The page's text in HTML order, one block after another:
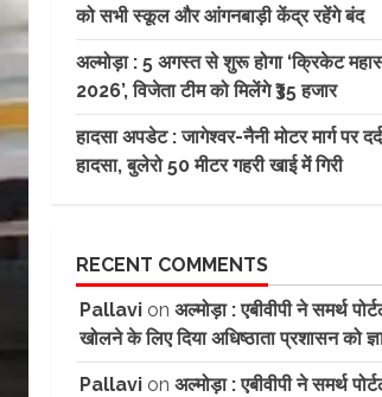
को सभी स्कूल और आंगनबाड़ी केंद्र रहेंगे बंद
अल्मोड़ा : 5 अगस्त से शुरू होगा ‘क्रिकेट
2026’, विजेता टीम को मिलेंगे ₹35 हजार
हादसा अपडेट : जागेश्वर-नैनी मोटर मार्ग पर
हादसा, बुलेरो 50 मीटर गहरी खाई में गिरी
RECENT COMMENTS
Pallavion अल्मोड़ा : एबीवीपी ने समर्थ
खोलने के लिए दिया अधिष्ठाता प्रशासन को
Pallavion अल्मोड़ा : एबीवीपी ने समर्थ